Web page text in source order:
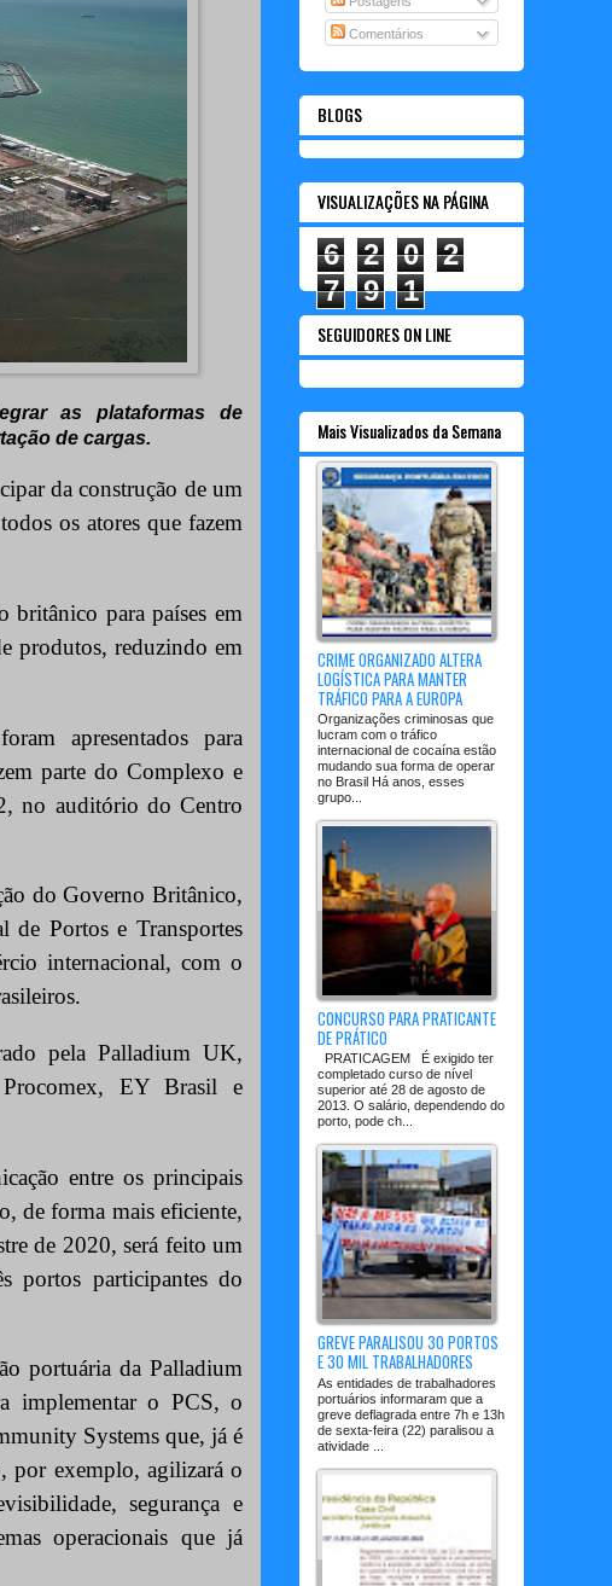
as plataformas de
de cargas.
da construção de um
os atores que fazem
para países em
produtos, reduzindo em
apresentados para
parte do Complexo e
no auditório do Centro
do Governo Britânico,
de Portos e Transportes
internacional, com o
pela Palladium UK,
EY Brasil e
entre os principais
de forma mais eficiente,
de 2020, será feito um
portos participantes do
portuária da Palladium
implementar o PCS, o
Systems que, já é
por exemplo, agilizará o
segurança e
operacionais que já
Comentários
BLOGS
VISUALIZAÇÕES NA PÁGINA
6 2 0
2
7
9 1
SEGUIDORES ON LINE
Mais Visualizados da Semana
CRIME ORGANIZADO ALTERA
LOGÍSTICA PARA MANTER
TRÁFICO PARA A EUROPA
Organizações criminosas que
lucram com o tráfico
internacional de cocaína estão
mudando sua forma de operar
no Brasil Há anos, esses
grupo...
CONCURSO PARA PRATICANTE
DE PRÁTICO
PRATICAGEM É exigido ter
completado curso de nível
superior até 28 de agosto de
2013. O salário, dependendo do
porto, pode ch...
GREVE PARALISOU 30 PORTOS
E 30 MIL TRABALHADORES
As entidades de trabalhadores
portuários informaram que a
greve deflagrada entre 7h e 13h
de sexta-feira (22) paralisou a
atividade ...